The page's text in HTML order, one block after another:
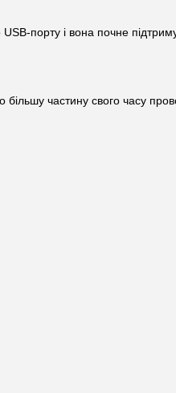
порту і вона почне
більшу частину свого